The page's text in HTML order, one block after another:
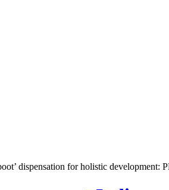
dispensation for holistic development: